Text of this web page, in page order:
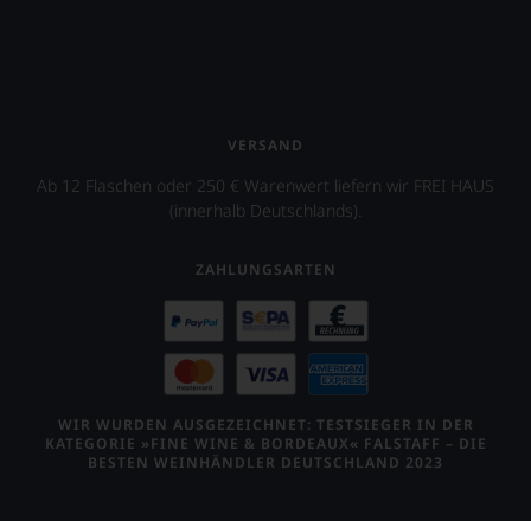
VERSAND
Ab 12 Flaschen oder 250 € Warenwert liefern wir FREI HAUS
(innerhalb Deutschlands).
ZAHLUNGSARTEN
WIR WURDEN AUSGEZEICHNET: TESTSIEGER IN DER
KATEGORIE »FINE WINE & BORDEAUX« FALSTAFF – DIE
BESTEN WEINHÄNDLER DEUTSCHLAND 2023